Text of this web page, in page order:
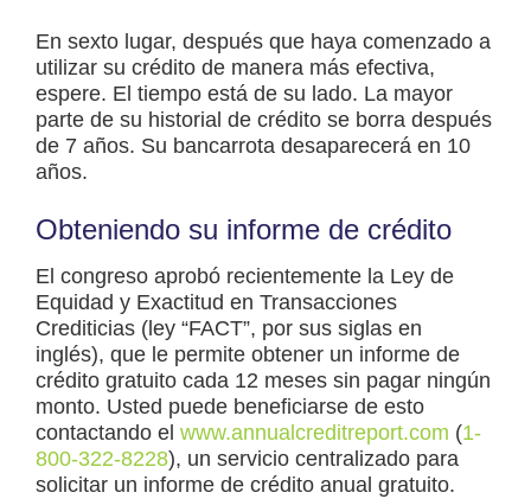
En sexto lugar, después que haya comenzado a
utilizar su crédito de manera más efectiva,
espere. El tiempo está de su lado. La mayor
parte de su historial de crédito se borra después
de 7 años. Su bancarrota desaparecerá en 10
años.
Obteniendo su informe de crédito
El congreso aprobó recientemente la Ley de
Equidad y Exactitud en Transacciones
Crediticias (ley “FACT”, por sus siglas en
inglés), que le permite obtener un informe de
crédito gratuito cada 12 meses sin pagar ningún
monto. Usted puede beneficiarse de esto
contactando el www.annualcreditreport.com (1-
800-322-8228), un servicio centralizado para
solicitar un informe de crédito anual gratuito.